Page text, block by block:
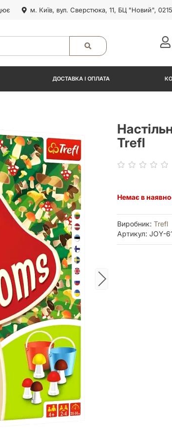
м. Київ, вул. Сверстюка, 11, БЦ "Новий",
ДОСТАВКА І ОПЛАТА
Trefl
Немає в
Виробник: Trefl
Артикул: JOY-